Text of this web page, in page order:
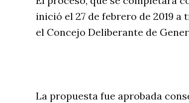
inició el 27 de febrero de 2019
el Concejo Deliberante de
La propuesta fue aprobada